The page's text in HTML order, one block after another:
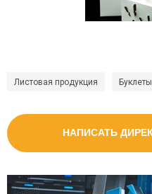
Листовая продукция Буклеты
НАПИСАТЬ